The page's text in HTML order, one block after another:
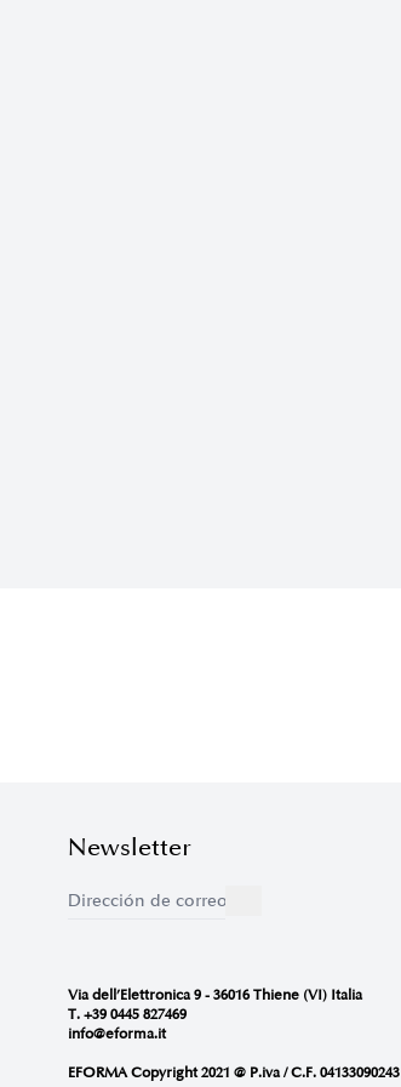
Newsletter
Via dell’Elettronica 9 - 36016 Thiene (VI) Italia
T. +39 0445 827469
info@eforma.it
EFORMA Copyright 2021 @ P.iva / C.F. 04133090243